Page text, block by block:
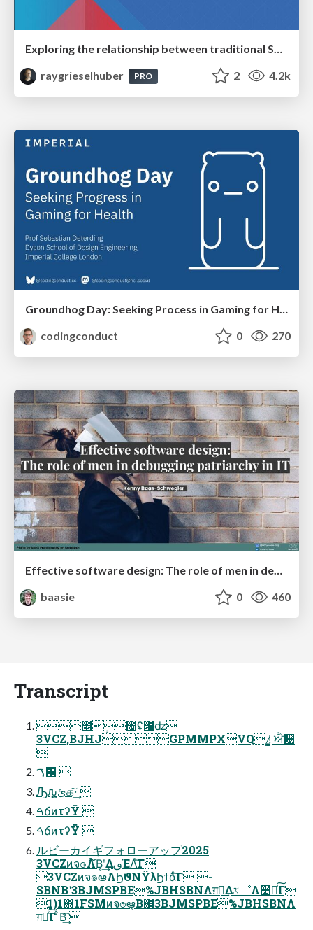
Exploring the relationship between traditional SERPs and Gen AI search
raygrieselhuber
PRO 2 4.2k
Groundhog Day: Seeking Process in Gaming for Health
codingconduct
0 270
baasie
0 460
Transcript
೥݄೔ʢ౔ʣ
3VCZ,BJHJGPMMPXVQ !̷͈̳̰ ਐ௙

ࠂ஌ 
Ԡԉ͓ئ͍க͠·͢ 
ࠓճͷτʔΫ 
ࠓճͷτʔΫ 
ルビーカイギフォローアップ2025
3VCZͷจ๏Λ໌Β͔ʹ͢ΔࢼΈΛͨ͠Γ
3VCZͷจ๏ఆٛΛϦϑΝΫλϦϯάͨ͠Γ -
SBNBʹ3BJMSPBE%JBHSBNΛग़ྗ͢ΔػೳΛ௥Ճͨ͠Γ
1)1΍1FSMͷจ๏ఆ͔ٛΒ΋3BJMSPBE%JBHSBNΛ
ग़ྗͨ͠Γ ͋Β͢͡ 